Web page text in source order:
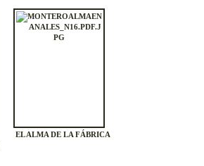
EL ALMA DE LA FÁBRICA